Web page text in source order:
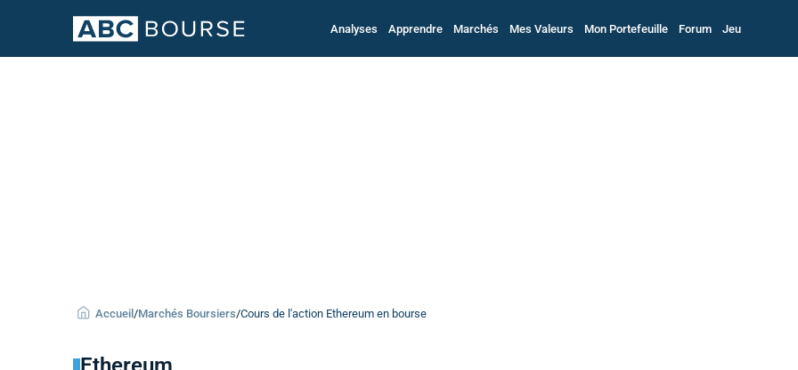
Analyses Apprendre Marchés Mes Valeurs Mon Portefeuille Forum Jeu
Accueil /Marchés Boursiers/Cours de l'action Ethereum en bourse